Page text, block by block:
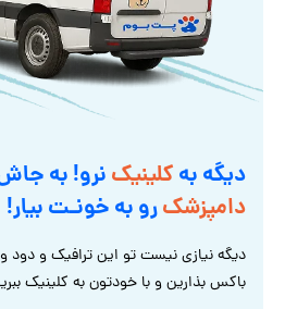
دیگه بهکلینیکنرو! به
دامپزشکرو به خونـت بیار!
دیگه نیازی نیست تو این ترافیک و دود
باکس بذارین و با خودتون به کلینیک